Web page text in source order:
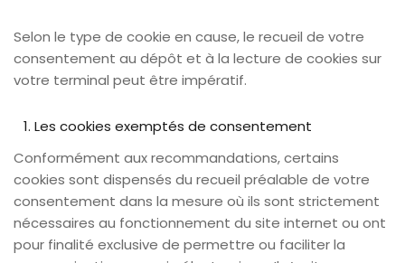
Selon le type de cookie en cause, le recueil de votre
consentement au dépôt et à la lecture de cookies sur
votre terminal peut être impératif.
Les cookies exemptés de consentement
Conformément aux recommandations, certains
cookies sont dispensés du recueil préalable de votre
consentement dans la mesure où ils sont strictement
nécessaires au fonctionnement du site internet ou ont
pour finalité exclusive de permettre ou faciliter la